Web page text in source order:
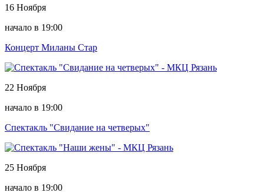
16 Ноября
начало в 19:00
Концерт Миланы Стар
22 Ноября
начало в 19:00
Спектакль "Свидание на четверых"
25 Ноября
начало в 19:00